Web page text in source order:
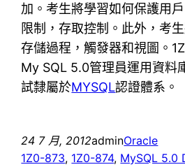
加。考生將學習如何保護用
限制，存取控制。此外，考
存儲過程，觸發器和視圖。
My SQL 5.0管理員運用資料
試隸屬於MYSQL認證體系。
24 7 月, 2012adminOracle
1Z0-873, 1Z0-874, MySQL 5.0